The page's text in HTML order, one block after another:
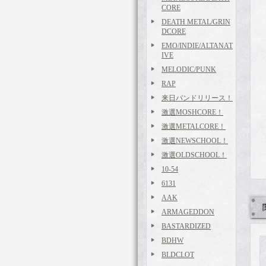
CORE
DEATH METAL/GRIN
DCORE
EMO/INDIE/ALTANAT
IVE
MELODIC/PUNK
RAP
来日バンドリリース！
激選MOSHCORE！
激選METALCORE！
激選NEWSCHOOL！
激選OLDSCHOOL！
10-54
6131
AAK
ARMAGEDDON
BASTARDIZED
BDHW
BLDCLOT